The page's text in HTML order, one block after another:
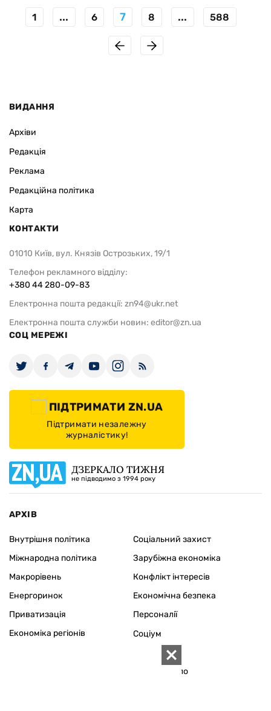
1 ... 6 7 8 ... 588
ВИДАННЯ
Архіви
Редакція
Реклама
Редакційна політика
Карта
КОНТАКТИ
01010 Київ, вул. Князів Острозьких, 19/1
Телефон рекламного відділу:
+380 44 280-09-83
Електронна пошта редакції: zn94@ukr.net
Електронна пошта служби новин: editor@zn.ua
СОЦ МЕРЕЖІ
ПІДТРИМАТИ ZN.UA
Підтримати незалежну
журналістику!
ДЗЕРКАЛО ТИЖНЯ
не підводимо з 1994 року
АРХІВ
Внутрішня політика
Міжнародна політика
Макрорівень
Енергоринок
Приватизація
Економіка регіонів
Соціальний захист
Зарубіжна економіка
Конфлікт інтересів
Економічна безпека
Персоналії
Соціум
Сімейне коло